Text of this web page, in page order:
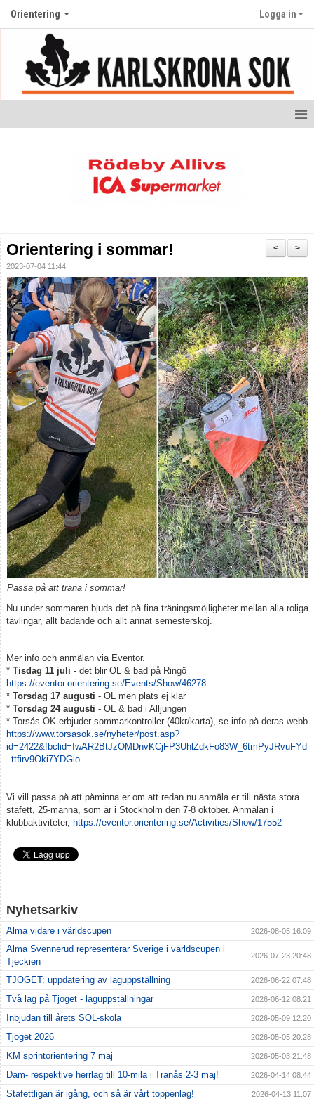
Orientering Logga in
Dokument
Kontakt
Tävling, klubbaktiviteter
Vuxen
Börja orientera
>
<
Orientering i sommar!
2023-07-04 11:44
Passa på att träna i sommar!
Nu under sommaren bjuds det på fina träningsmöjligheter mellan alla roliga
tävlingar, allt badande och allt annat semesterskoj.
Mer info och anmälan via Eventor.
* Tisdag 11 juli - det blir OL & bad på Ringö
https://eventor.orientering.se/Events/Show/46278
* Torsdag 17 augusti - OL men plats ej klar
* Torsdag 24 augusti - OL & bad i Alljungen
* Torsås OK erbjuder sommarkontroller (40kr/karta), se info på deras webb
https://www.torsasok.se/nyheter/post.asp?
id=2422&fbclid=IwAR2BtJzOMDnvKCjFP3UhlZdkFo83W_6tmPyJRvuFYd
_ttfirv9Oki7YDGio
Vi vill passa på att påminna er om att redan nu anmäla er till nästa stora
stafett, 25-manna, som är i Stockholm den 7-8 oktober. Anmälan i
klubbaktiviteter, https://eventor.orientering.se/Activities/Show/17552
Nyhetsarkiv
Alma vidare i världscupen 2026-08-05 16:09
Alma Svennerud representerar Sverige i världscupen i
Tjeckien
2026-07-23 20:48
TJOGET: uppdatering av laguppställning 2026-06-22 07:48
Två lag på Tjoget - laguppställningar 2026-06-12 08:21
Inbjudan till årets SOL-skola 2026-05-09 12:20
Tjoget 2026 2026-05-05 20:28
KM sprintorientering 7 maj 2026-05-03 21:48
Dam- respektive herrlag till 10-mila i Tranås 2-3 maj! 2026-04-14 08:44
Stafettligan är igång, och så är vårt toppenlag! 2026-04-13 11:07